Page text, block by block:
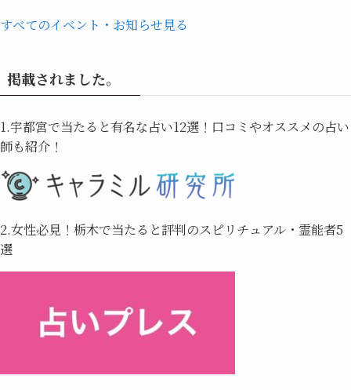
すべてのイベント・お知らせ見る
掲載されました。
1.宇都宮で当たると有名な占い12選！口コミやオススメの占い
師も紹介！
2.女性必見！栃木で当たると評判のスピリチュアル・霊能者5
選